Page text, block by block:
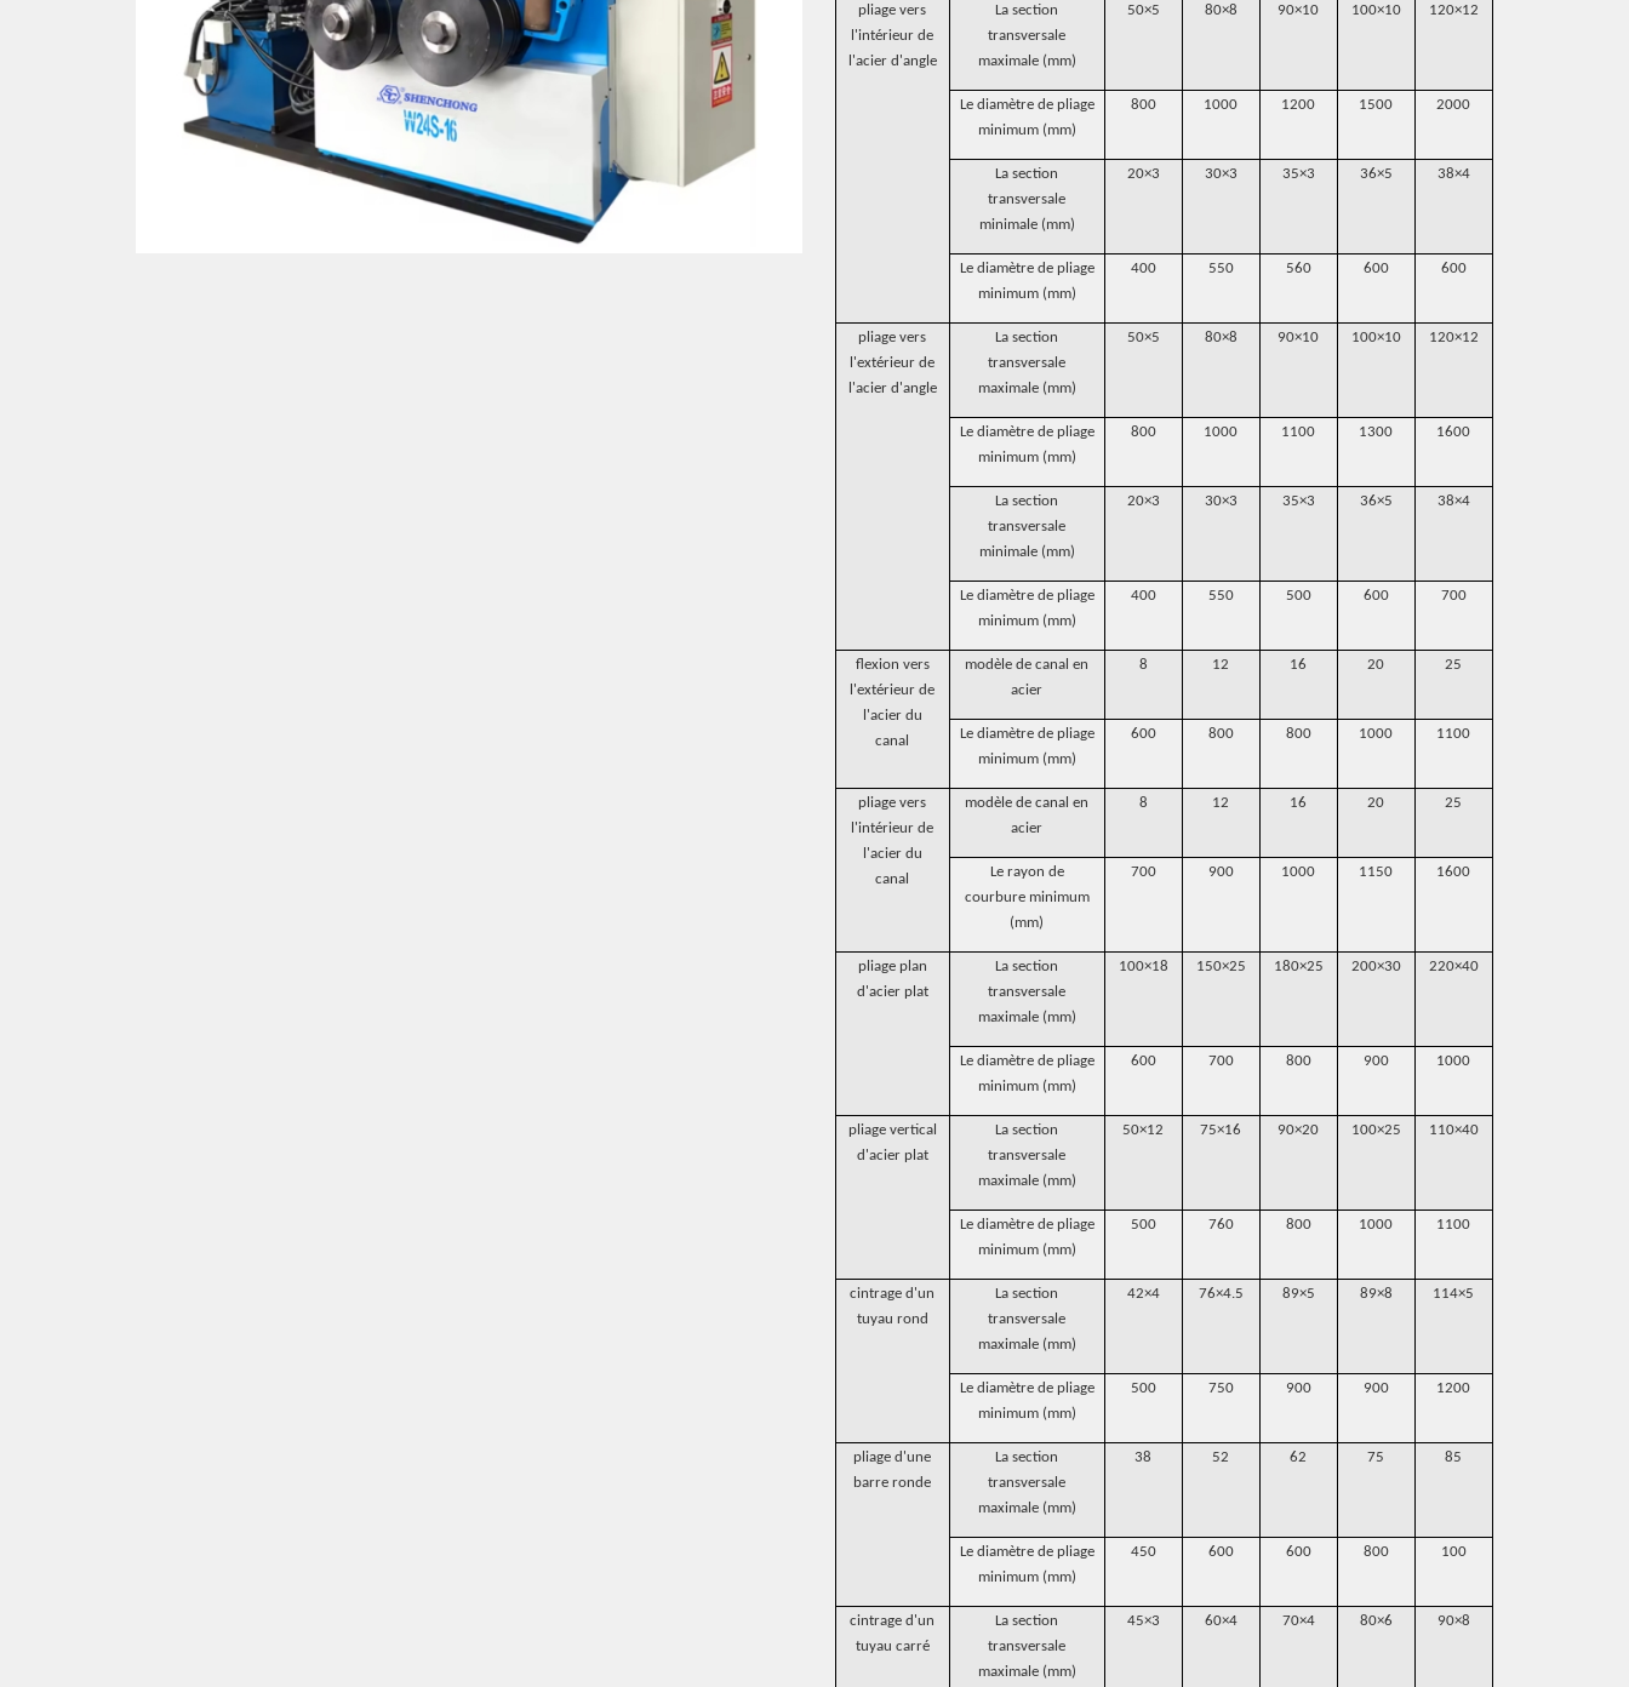
pliage vers
l'intérieur de
l'acier d'angle
La section
transversale
maximale (mm)
50×5 80×8 90×10 100×10 120×12
Le diamètre de pliage
minimum (mm)
800 1000 1200 1500 2000
La section
transversale
minimale (mm)
20×3 30×3 35×3 36×5 38×4
Le diamètre de pliage
minimum (mm)
400 550 560 600 600
pliage vers
l'extérieur de
l'acier d'angle
La section
transversale
maximale (mm)
50×5 80×8 90×10 100×10 120×12
Le diamètre de pliage
minimum (mm)
800 1000 1100 1300 1600
La section
transversale
minimale (mm)
20×3 30×3 35×3 36×5 38×4
Le diamètre de pliage
minimum (mm)
400 550 500 600 700
flexion vers
l'extérieur de
l'acier du
canal
modèle de canal en
acier
8 12 16 20 25
Le diamètre de pliage
minimum (mm)
600 800 800 1000 1100
pliage vers
l'intérieur de
l'acier du
canal
modèle de canal en
acier
8 12 16 20 25
Le rayon de
courbure minimum
(mm)
700 900 1000 1150 1600
pliage plan
d'acier plat
La section
transversale
maximale (mm)
100×18 150×25 180×25 200×30 220×40
Le diamètre de pliage
minimum (mm)
600 700 800 900 1000
pliage vertical
d'acier plat
La section
transversale
maximale (mm)
50×12 75×16 90×20 100×25 110×40
Le diamètre de pliage
minimum (mm)
500 760 800 1000 1100
cintrage d'un
tuyau rond
La section
transversale
maximale (mm)
42×4 76×4.5 89×5 89×8 114×5
Le diamètre de pliage
minimum (mm)
500 750 900 900 1200
pliage d'une
barre ronde
La section
transversale
maximale (mm)
38 52 62 75 85
Le diamètre de pliage
minimum (mm)
450 600 600 800 100
cintrage d'un
tuyau carré
La section
transversale
maximale (mm)
45×3 60×4 70×4 80×6 90×8